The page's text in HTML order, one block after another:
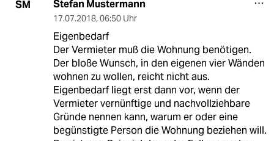
SM Stefan Mustermann
17.07.2018, 06:50 Uhr
Eigenbedarf
Der Vermieter muß die Wohnung benötigen.
Der bloße Wunsch, in den eigenen vier Wänden
wohnen zu wollen, reicht nicht aus.
Eigenbedarf liegt erst dann vor, wenn der
Vermieter vernünftige und nachvollziehbare
Gründe nennen kann, warum er oder eine
begünstigte Person die Wohnung beziehen will.